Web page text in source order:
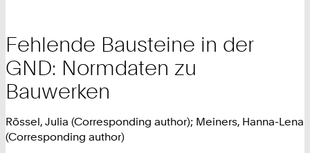
Fehlende Bausteine in der
GND: Normdaten zu
Bauwerken
Rössel, Julia (Corresponding author); Meiners, Hanna-Lena
(Corresponding author)